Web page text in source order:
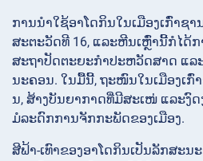
ການນຳໃຊ້ອາໂດກິນໃນເມືອງເກົ່າຊ
ສະຕະວັດທີ 16, ແລະຫີນເຫຼົ່ານີ້ກໍໄດ້
ສະຖາປັດຕະຍະກຳປະຫວັດສາດ ແລ
ນະຄອນ. ໃນມື້ນີ້, ຖະໜົນໃນເມືອງເກົ່
ນ, ສ້າງບັນຍາກາດທີ່ມີສະເໜ່ ແລະງົ
ມໍລະດົກການຈັກກະພັດຂອງເມືອງ.
ສີຟ້າ-ເທົາຂອງອາໂດກິນເປັນລັກສະ